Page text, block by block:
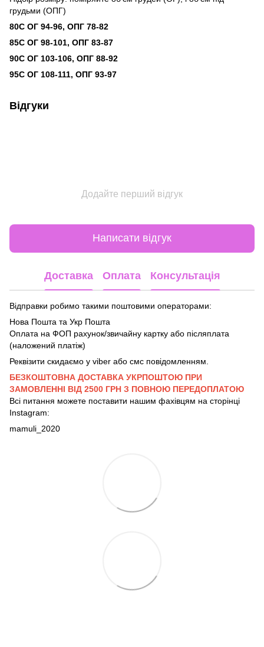
грудьми (ОПГ)
80С ОГ 94-96, ОПГ 78-82
85С ОГ 98-101, ОПГ 83-87
90С ОГ 103-106, ОПГ 88-92
95С ОГ 108-111, ОПГ 93-97
Відгуки
Додайте перший відгук
Написати відгук
Доставка Оплата Консультація
Відправки робимо такими поштовими операторами:
Нова Пошта та Укр Пошта
Оплата на ФОП рахунок/звичайну картку або післяплата
(наложений платіж)
Реквізити скидаємо у viber або смс повідомленням.
БЕЗКОШТОВНА ДОСТАВКА УКРПОШТОЮ ПРИ
ЗАМОВЛЕННІ ВІД 2500 ГРН З ПОВНОЮ ПЕРЕДОПЛАТОЮ
Всі питання можете поставити нашим фахівцям на сторінці
Instagram:
mamuli_2020